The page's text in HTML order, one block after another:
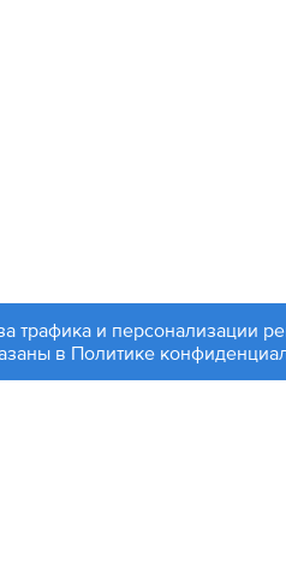
504-88-48
ул. 1812 года, д. 12
трафика и персонализации
в Политике